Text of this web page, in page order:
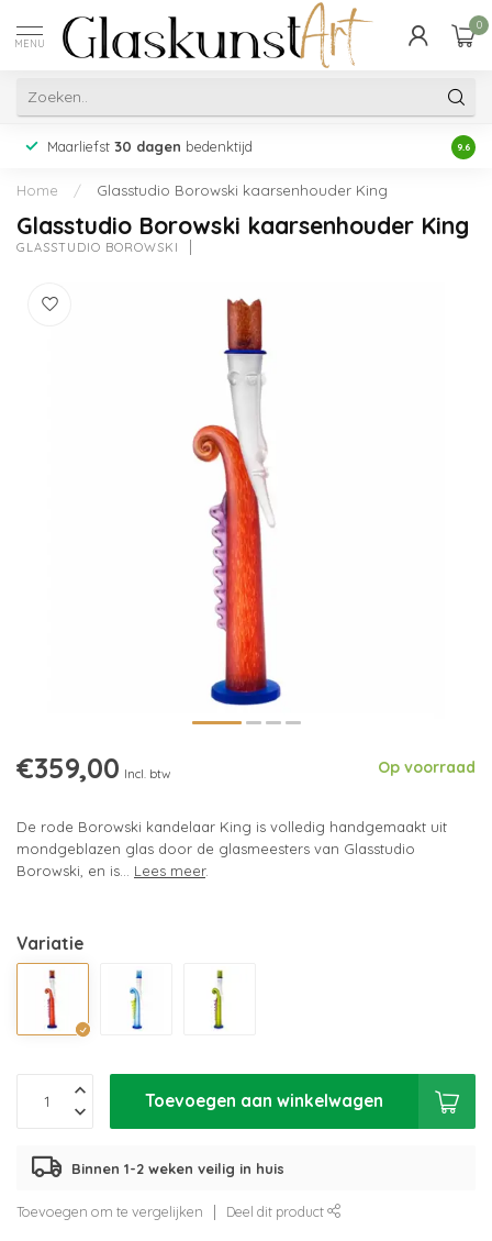
MENU
0
Maarliefst 30 dagen bedenktijd 9.6
Home / Glasstudio Borowski kaarsenhouder King
Glasstudio Borowski kaarsenhouder King
GLASSTUDIO BOROWSKI
€359,00 Incl. btw Op voorraad
De rode Borowski kandelaar King is volledig handgemaakt uit
mondgeblazen glas door de glasmeesters van Glasstudio
Borowski, en is... Lees meer.
Variatie
Toevoegen aan winkelwagen
Binnen 1-2 weken veilig in huis
Toevoegen om te vergelijken Deel dit product